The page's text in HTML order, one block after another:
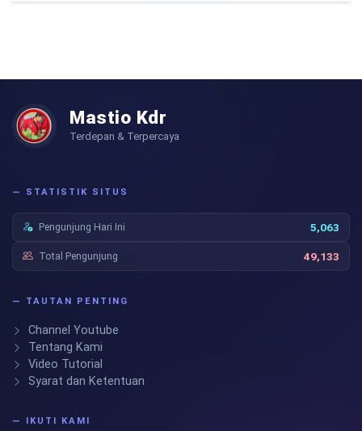
Mastio Kdr
Terdepan & Terpercaya
— STATISTIK SITUS
Pengunjung Hari Ini 5,063
Total Pengunjung 49,133
— TAUTAN PENTING
Channel Youtube
Tentang Kami
Video Tutorial
Syarat dan Ketentuan
— IKUTI KAMI